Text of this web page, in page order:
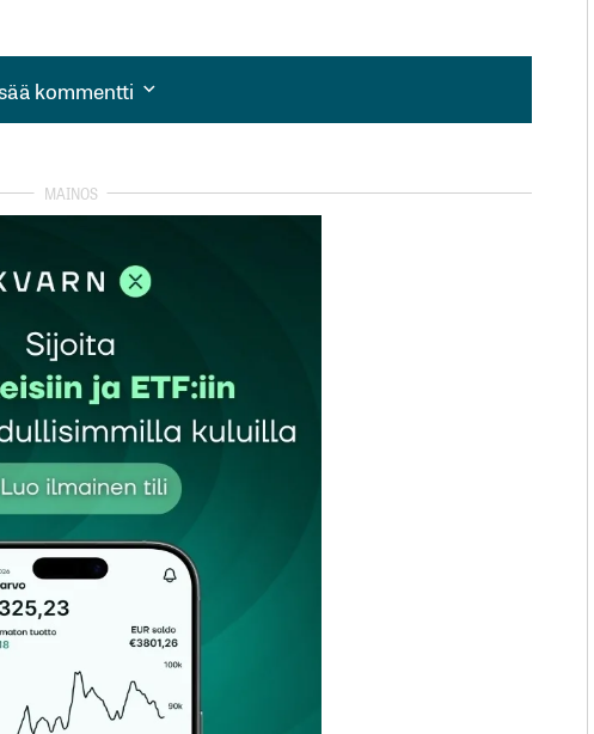
kommentti
kommentti
kentät on merkitty
Sähköpostiosoitteesi